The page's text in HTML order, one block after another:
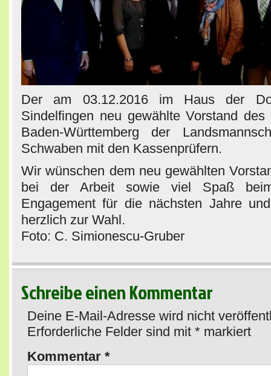
Der am 03.12.2016 im Haus der
Sindelfingen neu gewählte Vorstand des
Baden-Württemberg der
Schwaben mit den Kassenprüfern.
Wir wünschen dem neu gewählten
bei der Arbeit sowie viel Spaß beim
Engagement für die nächsten Jahre
herzlich zur Wahl.
Foto: C. Simionescu-Gruber
Schreibe einen Kommentar
Deine E-Mail-Adresse wird nicht
Erforderliche Felder sind mit * markiert
Kommentar *